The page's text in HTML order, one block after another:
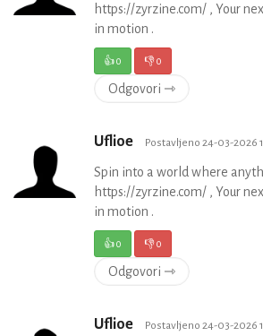
https://zyrzine.com/ , Your
in motion .
👍0 👎0
Odgovori ⇾
Uflioe Postavljeno 24-03-2026
Spin into a world where
https://zyrzine.com/ , Your
in motion .
👍0 👎0
Odgovori ⇾
Uflioe Postavljeno 24-03-2026